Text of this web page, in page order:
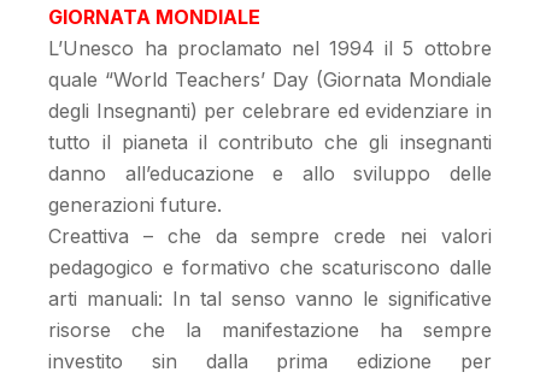
GIORNATA MONDIALE
L’Unesco ha proclamato nel 1994 il 5 ottobre
quale “World Teachers’ Day (Giornata Mondiale
degli Insegnanti) per celebrare ed evidenziare in
tutto il pianeta il contributo che gli insegnanti
danno all’educazione e allo sviluppo delle
generazioni future.
Creattiva – che da sempre crede nei valori
pedagogico e formativo che scaturiscono dalle
arti manuali: In tal senso vanno le significative
risorse che la manifestazione ha sempre
investito sin dalla prima edizione per